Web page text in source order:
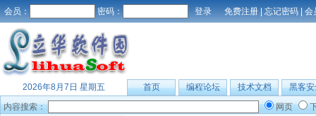
会员： 密码： 免费注册 | 忘记密码 | 会
2026年8月7日 星期五 首页 编程论坛 技术文档
黑客安
内容搜索：
网页